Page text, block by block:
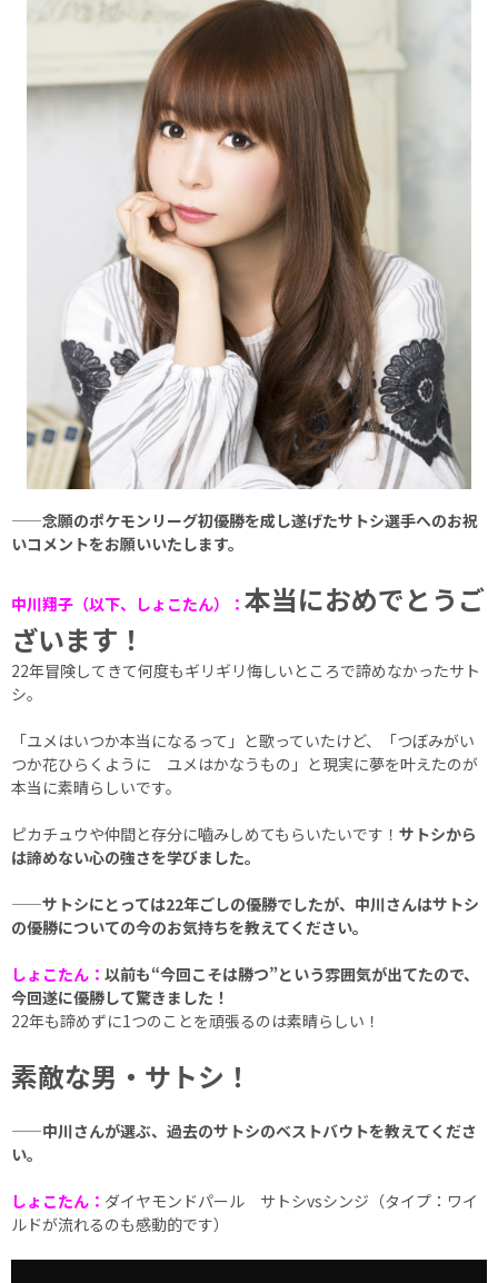
——念願のポケモンリーグ初優勝を成し遂げたサトシ選手へのお祝
いコメントをお願いいたします。
中川翔子（以下、しょこたん）： 本当におめでとうご
ざいます！
22年冒険してきて何度もギリギリ悔しいところで諦めなかったサト
シ。
「ユメはいつか本当になるって」と歌っていたけど、「つぼみがい
つか花ひらくように ユメはかなうもの」と現実に夢を叶えたのが
本当に素晴らしいです。
ピカチュウや仲間と存分に嚙みしめてもらいたいです！ サトシから
は諦めない心の強さを学びました。
——サトシにとっては22年ごしの優勝でしたが、中川さんはサトシ
の優勝についての今のお気持ちを教えてください。
しょこたん： 以前も“今回こそは勝つ”という雰囲気が出てたので、
今回遂に優勝して驚きました！
22年も諦めずに1つのことを頑張るのは素晴らしい！
素敵な男・サトシ！
——中川さんが選ぶ、過去のサトシのベストバウトを教えてくださ
い。
しょこたん： ダイヤモンドパール サトシvsシンジ（タイプ：ワイ
ルドが流れるのも感動的です）